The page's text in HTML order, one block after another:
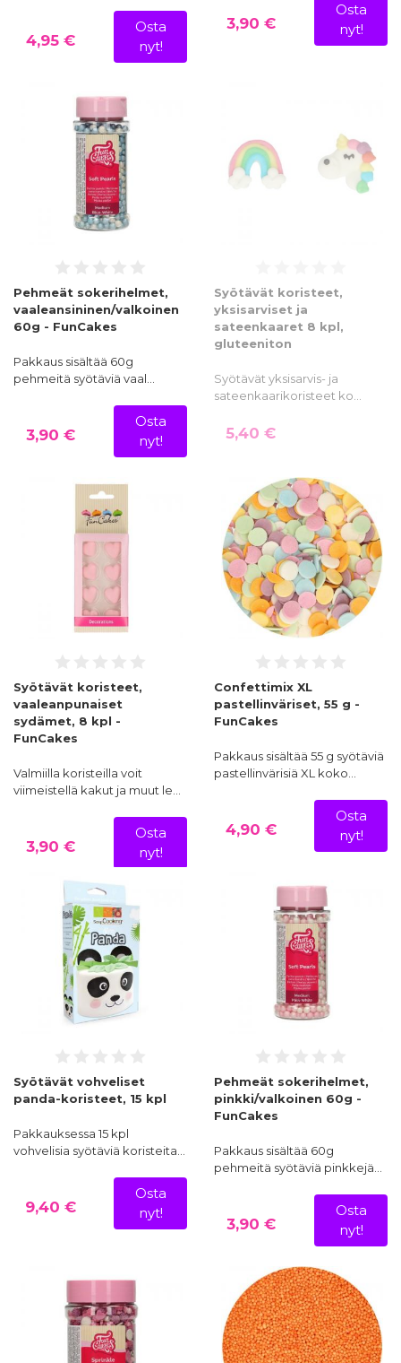
4,95 €
Osta
nyt!
3,90 €
Osta
nyt!
Pehmeät sokerihelmet,
vaaleansininen/valkoinen
60g - FunCakes
Pakkaus sisältää 60g
pehmeitä syötäviä vaal…
3,90 €
Osta
nyt!
Syötävät koristeet,
yksisarviset ja
sateenkaaret 8 kpl,
gluteeniton
Syötävät yksisarvis- ja
sateenkaarikoristeet ko…
5,40 €
Syötävät koristeet,
vaaleanpunaiset
sydämet, 8 kpl -
FunCakes
Valmiilla koristeilla voit
viimeistellä kakut ja muut le…
3,90 €
Osta
nyt!
Confettimix XL
pastellinväriset, 55 g -
FunCakes
Pakkaus sisältää 55 g syötäviä
pastellinvärisiä XL koko…
4,90 €
Osta
nyt!
Syötävät vohveliset
panda-koristeet, 15 kpl
Pakkauksessa 15 kpl
vohvelisia syötäviä koristeita…
9,40 €
Osta
nyt!
Pehmeät sokerihelmet,
pinkki/valkoinen 60g -
FunCakes
Pakkaus sisältää 60g
pehmeitä syötäviä pinkkejä…
3,90 €
Osta
nyt!